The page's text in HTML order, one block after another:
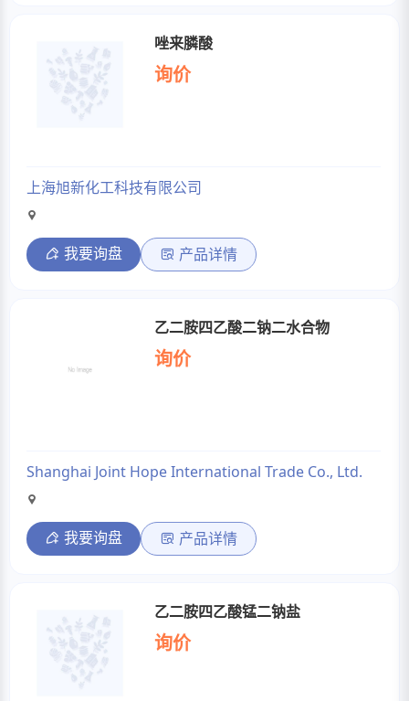
唑来膦酸
询价
上海旭新化工科技有限公司
我要询盘 产品详情
乙二胺四乙酸二钠二水合物
询价
Shanghai Joint Hope International Trade Co., Ltd.
我要询盘 产品详情
乙二胺四乙酸锰二钠盐
询价